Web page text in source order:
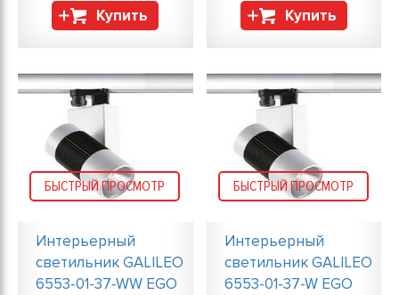
Купить Купить
БЫСТРЫЙ ПРОСМОТР
Интерьерный
светильник GALILEO
6553-01-37-WW EGO
БЫСТРЫЙ ПРОСМОТР
Интерьерный
светильник GALILEO
6553-01-37-W EGO